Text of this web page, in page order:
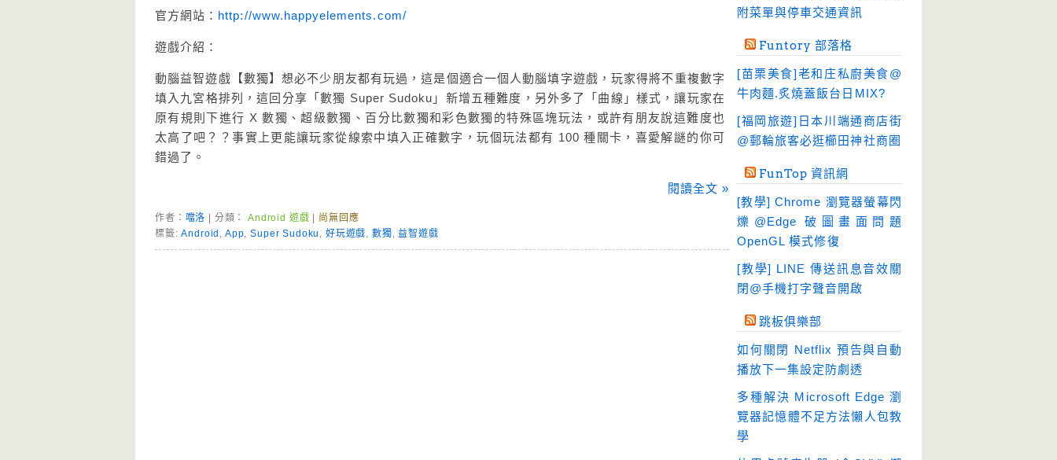
官方網站： http://www.happyelements.com/
遊戲介紹：
動腦益智遊戲【數獨】想必不少朋友都有玩過，這是個適合一個人動腦填字遊戲，玩家得將不重複數字
填入九宮格排列，這回分享「數獨 Super Sudoku」新增五種難度，另外多了「曲線」樣式，讓玩家在
原有規則下進行 X 數獨、超級數獨、百分比數獨和彩色數獨的特殊區塊玩法，或許有朋友說這難度也
太高了吧？？事實上更能讓玩家從線索中填入正確數字，玩個玩法都有 100 種關卡，喜愛解謎的你可
錯過了。
閱讀全文 »
作者： 噹洛 | 分類：Android 遊戲
尚無回應
標籤:Android , App,Super Sudoku , 好玩遊戲,數獨,益智遊戲
檔案管理 (30)
破解軟體 (18)
硬碟工具 (64)
程式開發 (20)
翻譯軟體 (3)
輸入法 (4)
附菜單與停車交通資訊
Funtory 部落格
[苗栗美食]老和庄私廚美食@
牛肉麵.炙燒蓋飯台日MIX?
[福岡旅遊]日本川端通商店街
@郵輪旅客必逛櫛田神社商圈
FunTop 資訊網
[教學] Chrome 瀏覽器螢幕閃
爍@Edge 破圖畫面問題
OpenGL 模式修復
[教學] LINE 傳送訊息音效關
閉@手機打字聲音開啟
跳板俱樂部
如何關閉 Netflix 預告與自動
播放下一集設定防劇透
多種解決 Microsoft Edge 瀏
覽器記憶體不足方法懶人包教
學